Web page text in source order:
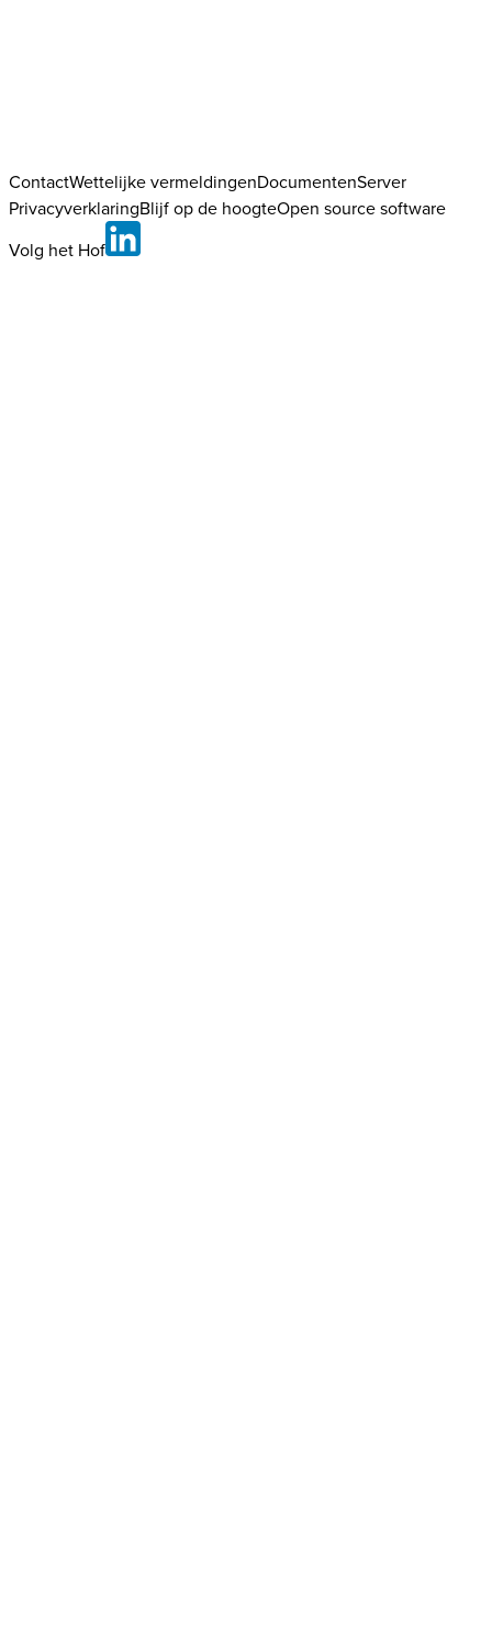
ContactWettelijke vermeldingenDocumentenServer
PrivacyverklaringBlijf op de hoogteOpen source software
Volg het Hof